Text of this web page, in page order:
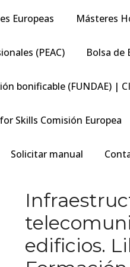
Europeas Másteres
(PEAC) Bolsa de
bonificable (FUNDAE) |
Skills Comisión Europea
Solicitar manual
edificios.